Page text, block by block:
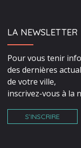
LA NEWSLETTER
Pour vous tenir
des dernières
de votre ville,
inscrivez-vous à la
S’INSCRIRE